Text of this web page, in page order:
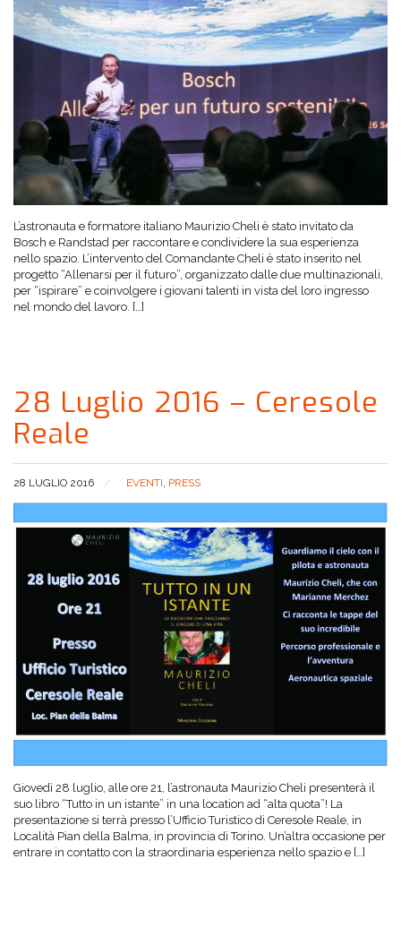
L’astronauta e formatore italiano Maurizio Cheli è stato invitato da
Bosch e Randstad per raccontare e condividere la sua esperienza
nello spazio. L’intervento del Comandante Cheli è stato inserito nel
progetto “Allenarsi per il futuro”, organizzato dalle due multinazionali,
per “ispirare” e coinvolgere i giovani talenti in vista del loro ingresso
nel mondo del lavoro. […]
28 Luglio 2016 – Ceresole
Reale
28 LUGLIO 2016 EVENTI PRESS
Giovedì 28 luglio, alle ore 21, l’astronauta Maurizio Cheli presenterà il
suo libro “Tutto in un istante” in una location ad “alta quota”! La
presentazione si terrà presso l’Ufficio Turistico di Ceresole Reale, in
Località Pian della Balma, in provincia di Torino. Un’altra occasione per
entrare in contatto con la straordinaria esperienza nello spazio e […]